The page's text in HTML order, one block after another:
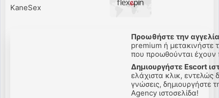
KaneSex
Προωθήστε την
premium ή μετακινήστε
που προωθούνται έχουν
Δημιουργήστε Escort
ελάχιστα κλικ, εντελώς
γνώσεις, δημιουργήστε
Agency ιστοσελίδα!